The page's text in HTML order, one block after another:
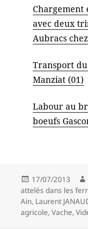
Chargement
avec deux
Aubracs
Transport
Manziat (01)
Labour au
boeufs
Publié
le
17/07/2013
attelés dans les
Ain, Laurent
agricole,Vache,